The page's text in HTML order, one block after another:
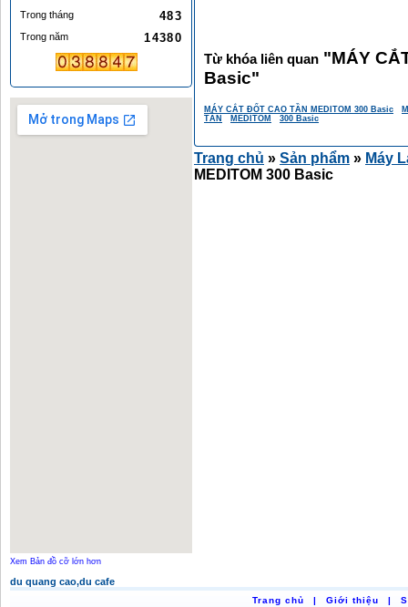
Từ khóa liên quan "MÁY
Basic"
MÁY CẮT ĐỐT CAO TẦN MEDITOM 300 Basic
TẦN
MEDITOM 300 Basic
Trang chủ » Sản phẩm » Máy
MEDITOM 300 Basic
Trong tháng 483
Trong năm 14380
Xem Bản đồ cỡ lớn hơn
du quang cao,du cafe
Trang chủ | Giới thiệu |